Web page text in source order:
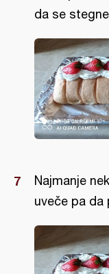
da se
Najmanje
uveče pa da